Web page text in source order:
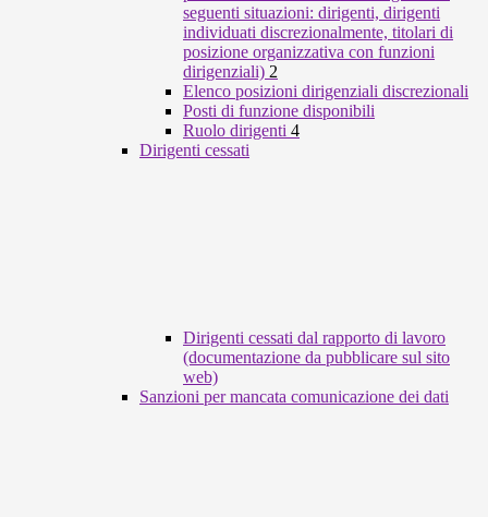
seguenti situazioni: dirigenti, dirigenti
individuati discrezionalmente, titolari di
posizione organizzativa con funzioni
dirigenziali) 2
Elenco posizioni dirigenziali discrezionali
Posti di funzione disponibili
Ruolo dirigenti 4
Dirigenti cessati
Dirigenti cessati dal rapporto di lavoro
(documentazione da pubblicare sul sito
web)
Sanzioni per mancata comunicazione dei dati